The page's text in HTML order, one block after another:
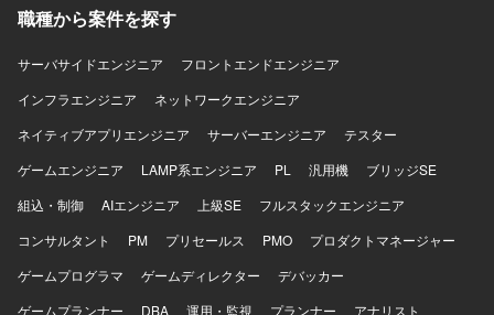
職種から案件を探す
サーバサイドエンジニア
フロントエンドエンジニア
インフラエンジニア
ネットワークエンジニア
ネイティブアプリエンジニア
サーバーエンジニア
テスター
ゲームエンジニア
LAMP系エンジニア PL 汎用機
ブリッジSE
組込・制御
AIエンジニア 上級SE
フルスタックエンジニア
コンサルタント
PM プリセールス PMO
プロダクトマネージャー
ゲームプログラマ
ゲームディレクター
デバッカー
ゲームプランナー
DBA 運用・監視 プランナー
アナリスト